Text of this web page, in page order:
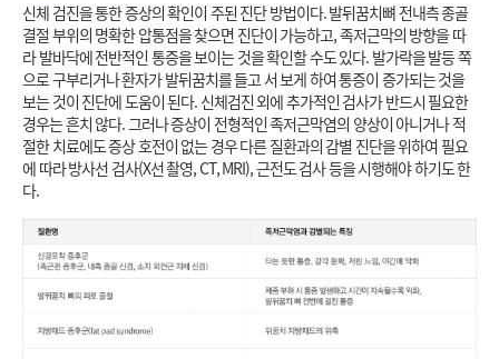
신체 검진을 통한 증상의 확인이 주된 진단 방법이다. 발뒤꿈치뼈 전내측 종골
결절 부위의 명확한 압통점을 찾으면 진단이 가능하고, 족저근막의 방향을 따
라 발바닥에 전반적인 통증을 보이는 것을 확인할 수도 있다. 발가락을 발등 쪽
으로 구부리거나 환자가 발뒤꿈치를 들고 서 보게 하여 통증이 증가되는 것을
보는 것이 진단에 도움이 된다. 신체검진 외에 추가적인 검사가 반드시 필요한
경우는 흔치 않다. 그러나 증상이 전형적인 족저근막염의 양상이 아니거나 적
절한 치료에도 증상 호전이 없는 경우 다른 질환과의 감별 진단을 위하여 필요
에 따라 방사선 검사(X선 촬영, CT, MRI), 근전도 검사 등을 시행해야 하기도 한
다.